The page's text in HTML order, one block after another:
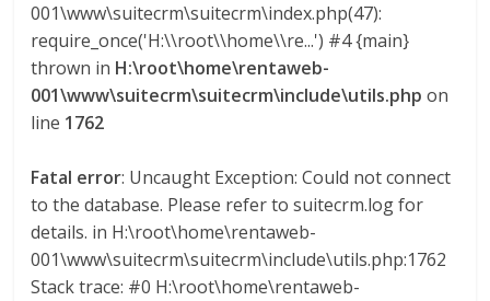
001\www\suitecrm\suitecrm\index.php(47):
require_once('H:\\root\\home\\re...') #4 {main}
thrown in H:\root\home\rentaweb-
001\www\suitecrm\suitecrm\include\utils.php on
line 1762
Fatal error: Uncaught Exception: Could not connect
to the database. Please refer to suitecrm.log for
details. in H:\root\home\rentaweb-
001\www\suitecrm\suitecrm\include\utils.php:1762
Stack trace: #0 H:\root\home\rentaweb-